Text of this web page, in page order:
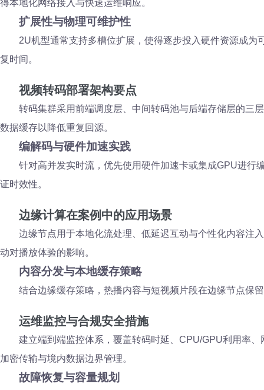
得本地化网络接入与快速运维响应。
扩展性与物理可维护性
2U机型通常支持多槽位扩展，使得逐步投入硬件资源成
复时间。
视频转码部署架构要点
转码集群采用前端调度层、中间转码池与后端存储层的三
数据缓存以降低重复回源。
编解码与硬件加速实践
针对高并发实时流，优先使用硬件加速卡或集成GPU进行
证时效性。
边缘计算在案例中的应用场景
边缘节点用于本地化流处理、低延迟互动与个性化内容注
动对播放体验的影响。
内容分发与本地缓存策略
结合边缘缓存策略，热播内容与短视频片段在边缘节点保
运维监控与合规安全措施
建立端到端监控体系，覆盖转码时延、CPU/GPU利用率
加密传输与境内数据边界管理。
故障恢复与容量规划